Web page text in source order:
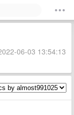
06-03 13:54:13